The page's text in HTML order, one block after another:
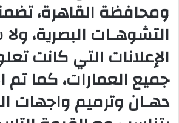
ومحافظة القاهرة،
التشوهـات البصرية،
الإعلانات التي كانت
جميع العمارات، كما تم
دهـان وترميم واجهات